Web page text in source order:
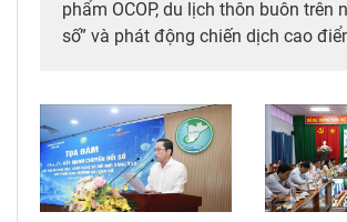
phẩm OCOP, du lịch thôn buôn trên
số” và phát động chiến dịch cao
sầu riêng trên địa bàn tỉnh. Đây
bước đi chiến lược nhằm tích hợp
công nghệ số vào chuỗi giá trị nông
phát triển nông thôn địa phương.